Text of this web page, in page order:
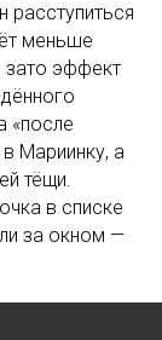
расступиться
меньше
зато эффект
«после
Мариинку, а
тёщи.
в списке
за окном —